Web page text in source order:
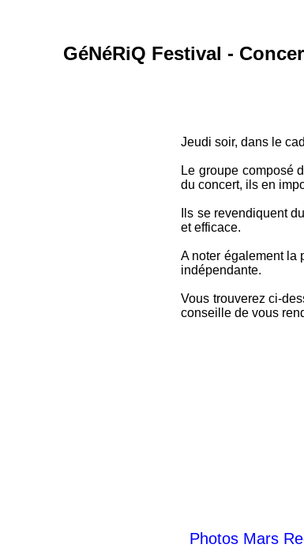
GéNéRiQ Festival -
Jeudi soir, dans le
Le groupe composé
du concert, ils en
Ils se revendiquent
et efficace.
A noter également la
indépendante.
Vous trouverez ci-
conseille de vous
Photos Mars